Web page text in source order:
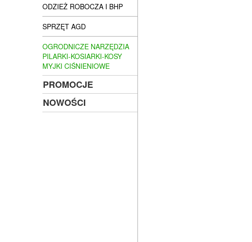
ODZIEŻ ROBOCZA I BHP
SPRZĘT AGD
OGRODNICZE NARZĘDZIA
PILARKI-KOSIARKI-KOSY
MYJKI CIŚNIENIOWE
PROMOCJE
NOWOŚCI